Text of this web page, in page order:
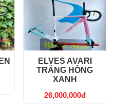
ELVES AVARI
TRẮNG HỒNG
XANH
26,000,000đ